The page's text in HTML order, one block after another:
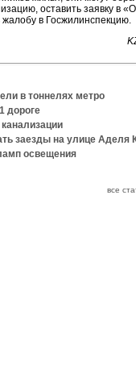
оставить заявку в
жалобу в Госжилинспекцию.
в тоннелях метро
дороге
заезды на улице Аделя
освещения
все